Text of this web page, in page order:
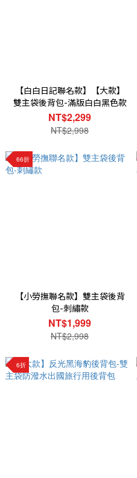
【白白日記聯名款】【大款】
雙主袋後背包-滿版白白黑色款
NT$2,299
NT$2,998
66折
【小勞撫聯名款】雙主袋後背
包-刺繡款
NT$1,999
NT$2,998
6折